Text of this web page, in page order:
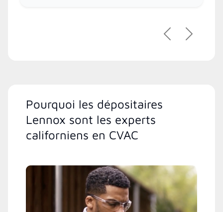
PrécédentSuivant
Pourquoi les dépositaires
Lennox sont les experts
californiens en CVAC